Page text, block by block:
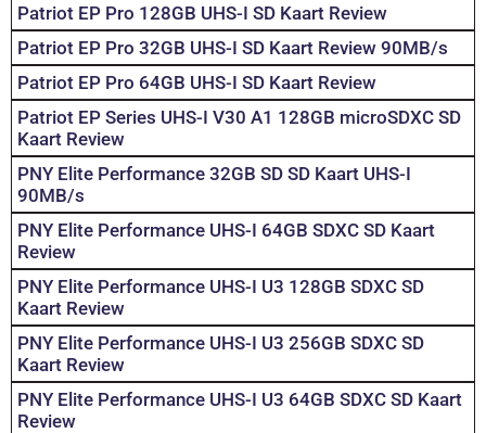
Patriot EP Pro 128GB UHS-I SD Kaart Review
Patriot EP Pro 32GB UHS-I SD Kaart Review 90MB/s
Patriot EP Pro 64GB UHS-I SD Kaart Review
Patriot EP Series UHS-I V30 A1 128GB microSDXC SD
Kaart Review
PNY Elite Performance 32GB SD SD Kaart UHS-I
90MB/s
PNY Elite Performance UHS-I 64GB SDXC SD Kaart
Review
PNY Elite Performance UHS-I U3 128GB SDXC SD
Kaart Review
PNY Elite Performance UHS-I U3 256GB SDXC SD
Kaart Review
PNY Elite Performance UHS-I U3 64GB SDXC SD Kaart
Review